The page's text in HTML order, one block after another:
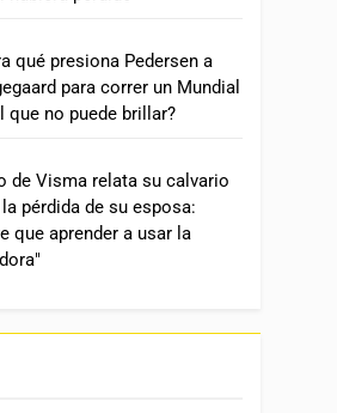
qué presiona Pedersen a
para correr un Mundial
que no puede brillar?
de Visma relata su calvario
pérdida de su esposa:
que aprender a usar la